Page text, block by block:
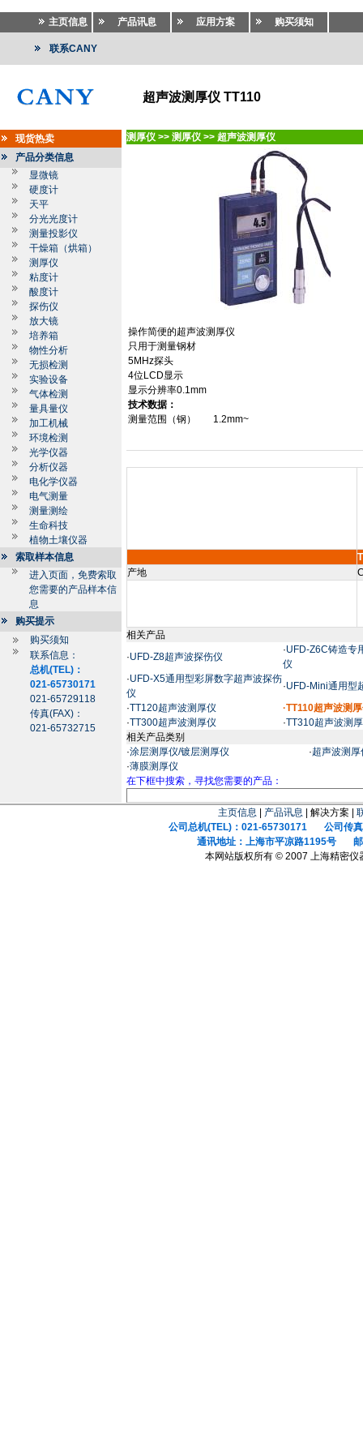
主页信息 产品讯息 应用方案 购买须知
联系CANY
超声波测厚仪 TT110
现货热卖
产品分类信息
显微镜
硬度计
天平
分光光度计
测量投影仪
干燥箱（烘箱）
测厚仪
粘度计
酸度计
探伤仪
放大镜
培养箱
物性分析
无损检测
实验设备
气体检测
量具量仪
加工机械
环境检测
光学仪器
分析仪器
电化学仪器
电气测量
测量测绘
生命科技
植物土壤仪器
索取样本信息
进入页面，免费索取
您需要的产品样本信
息
购买提示
购买须知
联系信息：
总机(TEL)：
021-65730171
021-65729118
传真(FAX)：
021-65732715
测厚仪 >> 测厚仪 >> 超声波测厚仪
操作简便的超声波测厚仪
只用于测量钢材
5MHz探头
4位 LCD显示
显示分辨率0.1mm
技术数据：
测量范围（钢）
1.2mm~
产地
相关产品
·UFD-Z8超声波探伤仪
·UFD-Z6C铸造专
仪
·UFD-X5通用型彩屏数字超声波探伤
仪
·UFD-Mini通用型
·TT120超声波测厚仪
·TT110超声波测
·TT300超声波测厚仪 ·TT310超声波测
相关产品类别
·涂层测厚仪/镀层测厚仪 ·超声波测厚
·薄膜测厚仪
在下框中搜索，寻找您需要的产品：
主页信息 产品讯息 | 解决方案 |
公司总机(TEL)：021-65730171 公司传真
通讯地址：上海市平凉路1195号 邮
本网站版权所有 © 2007 上海精密仪